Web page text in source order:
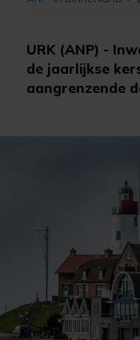
URK (ANP) -
de jaarlijkse
aangrenzende